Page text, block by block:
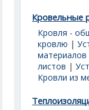
Кровельные
Кровля -
кровлю |
материалов
листов |
Кровли из